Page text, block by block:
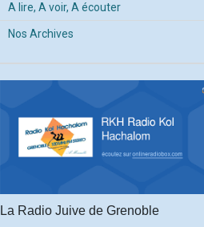
A lire, A voir, A écouter
Nos Archives
La Radio Juive de Grenoble